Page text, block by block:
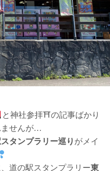
と神社参拝⛩の記事ばかり
ませんが…
タンプラリー巡り がメイ
道の駅スタンプラリー東